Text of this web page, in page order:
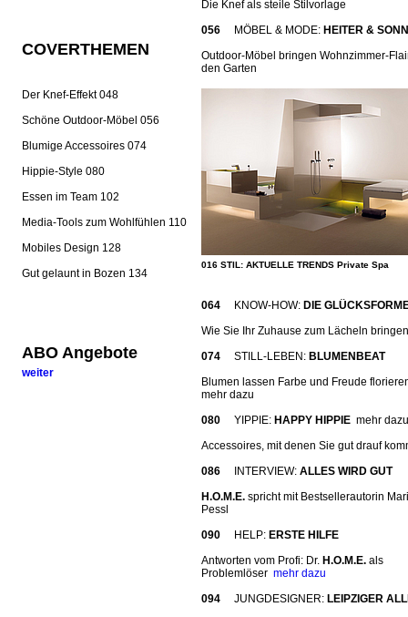
COVERTHEMEN
Der Knef-Effekt 048
Schöne Outdoor-Möbel 056
Blumige Accessoires 074
Hippie-Style 080
Essen im Team 102
Media-Tools zum Wohlfühlen 110
Mobiles Design 128
Gut gelaunt in Bozen 134
ABO Angebote
weiter
Die Knef als steile Stilvorlage
056
MÖBEL & MODE: HEITER &
Outdoor-Möbel bringen Wohnzimmer-
den Garten
016 STIL: AKTUELLE TRENDS Private Spa
064 KNOW-HOW: DIE
Wie Sie Ihr Zuhause zum Lächeln bringen
074
STILL-LEBEN: BLUMENBEAT
Blumen lassen Farbe und Freude
mehr dazu
080 YIPPIE: HAPPY HIPPIE mehr dazu
Accessoires, mit denen Sie gut drauf
086
INTERVIEW: ALLES WIRD GUT
H.O.M.E. spricht mit Bestsellerautorin
Pessl
090
HELP: ERSTE HILFE
Antworten vom Profi: Dr. H.O.M.E. als
Problemlöser mehr dazu
094 JUNGDESIGNER: LEIPZIGER